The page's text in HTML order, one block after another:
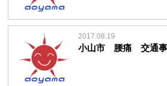
2017.08.19
小山市 腰痛 交通事